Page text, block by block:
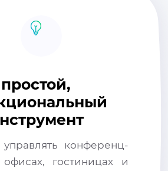
простой,
управлять конференц-
гостиницах и